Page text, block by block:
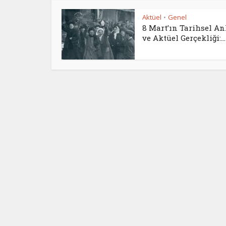
Aktüel • Genel
8 Mart’ın Tarihsel
ve Aktüel Gerçekliği:...